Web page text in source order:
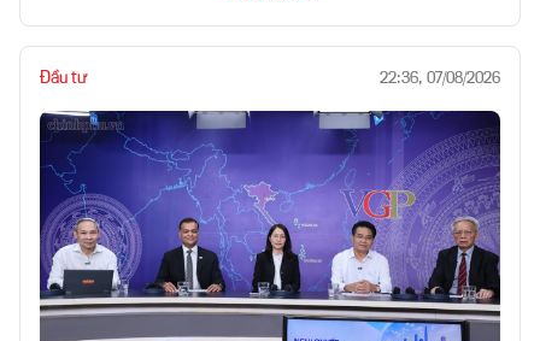
Đầu tư 22:36, 07/08/2026